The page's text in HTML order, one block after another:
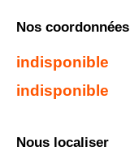
Nos coordonnées
indisponible
indisponible
Nous localiser